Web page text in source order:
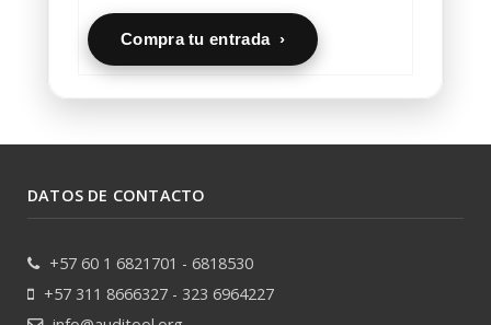
Compra tu entrada ›
DATOS DE CONTACTO
+57 60 1 6821701 - 6818530
+57 311 8666327 - 323 6964227